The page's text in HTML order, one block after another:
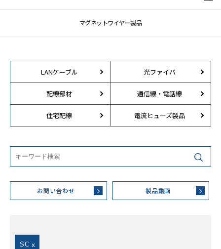
マグネットワイヤー製品
LANケーブル 光ファイバ
配線部材 通信線・電話線
住宅配線 電流ヒューズ製品
お問い合わせ 製品動画
SC